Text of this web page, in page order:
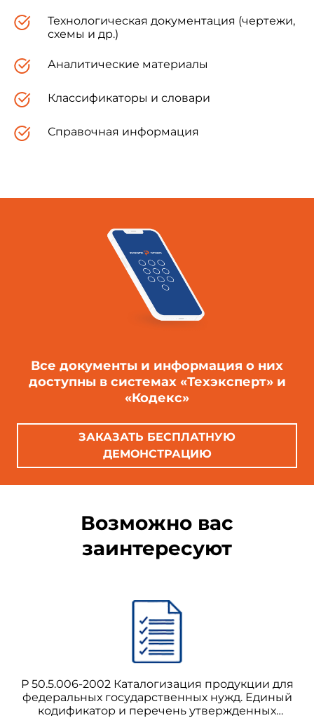
Технологическая документация (чертежи,
схемы и др.)
Аналитические материалы
Классификаторы и словари
Справочная информация
Все документы и информация о них
доступны в системах «Техэксперт» и
«Кодекс»
ЗАКАЗАТЬ БЕСПЛАТНУЮ
ДЕМОНСТРАЦИЮ
Возможно вас
заинтересуют
Р 50.5.006-2002 Каталогизация продукции для
федеральных государственных нужд. Единый
кодификатор и перечень утвержденных